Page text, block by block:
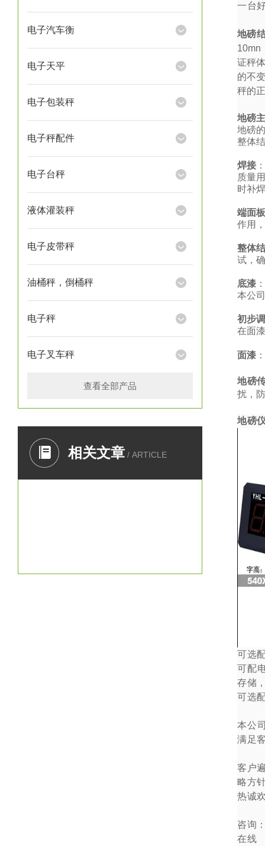
电子汽车衡
电子天平
电子包装秤
电子秤配件
电子台秤
液体灌装秤
电子皮带秤
油桶秤，倒桶秤
电子秤
电子叉车秤
查看全部产品
相关文章 / ARTICLE
一台
地磅
10mn
证秤
的不
秤的
地磅
地磅
整体
焊接
质量
时补
端面
作用
整体
试，
底漆
本公
初步
在面
面漆 ：
地磅
扰，
地磅
可选
可配
存储
可选
本公
满足
客户
略方
热诚
咨询
在线